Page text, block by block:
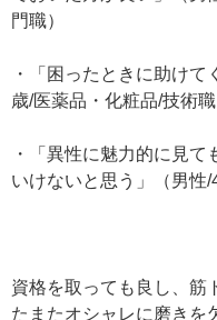
門職）
・「困ったときに助け
歳/医薬品・化粧品/技術職
・「異性に魅力的に見
いけないと思う」（男性/
資格を取っても良し、筋
たまたオシャレに磨きを